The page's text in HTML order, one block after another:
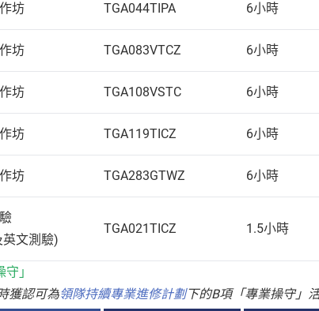
坊 TGA044TIPA 6小時
坊 TGA083VTCZ 6小時
坊 TGA108VSTC 6小時
坊 TGA119TICZ 6小時
坊 TGA283GTWZ 6小時
文測驗)
TGA021TICZ 1.5小時
」
獲認可為領隊持續專業進修計劃下的B項「專業操守」